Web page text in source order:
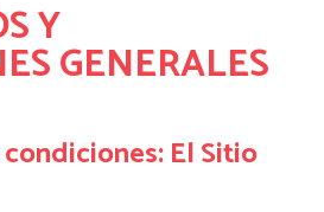
Y
GENERALES
El Sitio